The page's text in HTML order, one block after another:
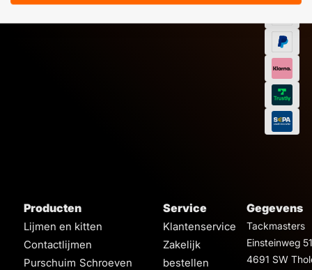
Producten
Lijmen en kitten
Contactlijmen
Purschuim Schroeven
Service
Klantenservice
Zakelijk
bestellen
Gegevens
Tackmasters
Einsteinweg 51
4691 SW